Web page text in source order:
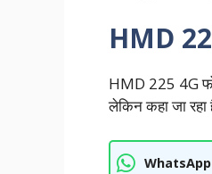
HMD
HMD 225 4G
लेकिन कहा जा रहा